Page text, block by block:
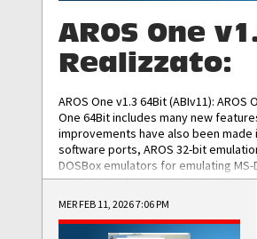
AROS One
Realizzato:
AROS One v1.3 64Bit (ABIv11):
One 64Bit includes many new
improvements have also been
software ports, AROS 32-bit
DOSBox emulators for emulating
and AROS 68k models. AROS One
MER FEB 11, 2026 7:06 PM